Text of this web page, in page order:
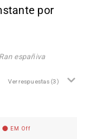
por
españiva
Ver respuestas(3)
EM Off